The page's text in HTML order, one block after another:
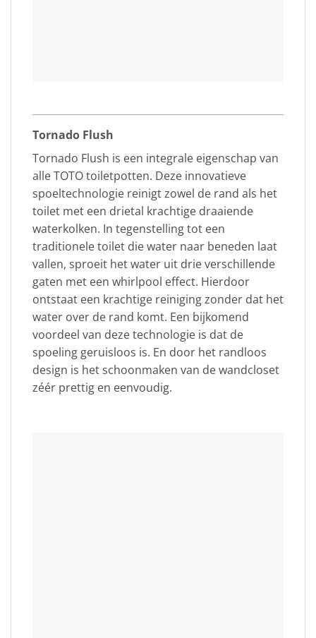
Tornado Flush
Tornado Flush is een integrale eigenschap van
alle TOTO toiletpotten. Deze innovatieve
spoeltechnologie reinigt zowel de rand als het
toilet met een drietal krachtige draaiende
waterkolken. In tegenstelling tot een
traditionele toilet die water naar beneden laat
vallen, sproeit het water uit drie verschillende
gaten met een whirlpool effect. Hierdoor
ontstaat een krachtige reiniging zonder dat het
water over de rand komt. Een bijkomend
voordeel van deze technologie is dat de
spoeling geruisloos is. En door het randloos
design is het schoonmaken van de wandcloset
zéér prettig en eenvoudig.